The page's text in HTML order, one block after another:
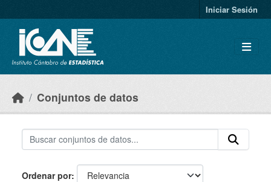
Iniciar Sesión
Conjuntos de datos
Ordenar por